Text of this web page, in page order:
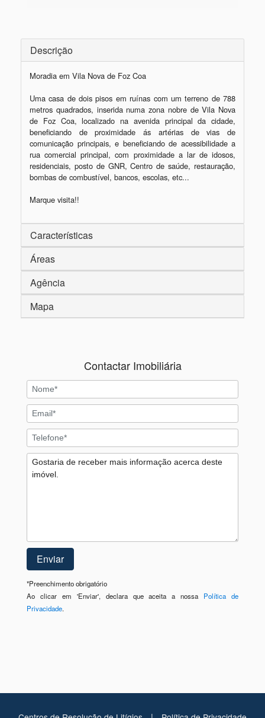
Descrição
Moradia em Vila Nova de Foz Coa
Uma casa de dois pisos em ruínas com um terreno de 788
metros quadrados, inserida numa zona nobre de Vila Nova
de Foz Coa, localizado na avenida principal da cidade,
beneficiando de proximidade ás artérias de vias de
comunicação principais, e beneficiando de acessibilidade a
rua comercial principal, com proximidade a lar de idosos,
residenciais, posto de GNR, Centro de saúde, restauração,
bombas de combustível, bancos, escolas, etc...
Marque visita!!
Características
Áreas
Agência
Mapa
Contactar Imobiliária
*Preenchimento obrigatório
Ao clicar em 'Enviar', declara que aceita a nossa Política de
Privacidade.